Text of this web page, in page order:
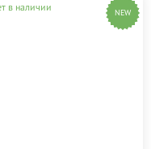
в наличии NEW